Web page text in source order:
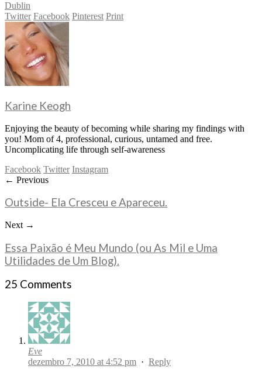
Dublin
Twitter Facebook Pinterest Print
Karine Keogh
Enjoying the beauty of becoming while sharing my findings with
you! Mom of 4, professional, curious, untamed and free.
Uncomplicating life through self-awareness
Facebook Twitter Instagram
← Previous
Outside- Ela Cresceu e Apareceu.
Next →
Essa Paixão é Meu Mundo (ou As Mil e Uma
Utilidades de Um Blog).
25 Comments
Eve
dezembro 7, 2010 at 4:52 pm · Reply